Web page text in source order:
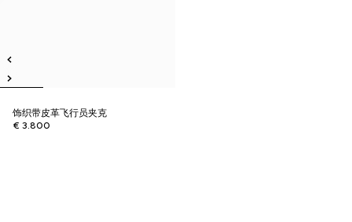
饰织带皮革飞行员夹克
€ 3.800